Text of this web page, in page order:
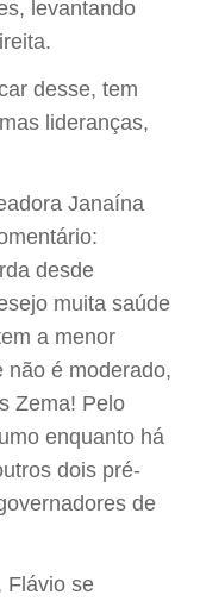
levantando
desse, tem
lideranças,
Janaína
desde
muita saúde
a menor
não é moderado,
Zema! Pelo
enquanto há
dois pré-
de
Flávio se